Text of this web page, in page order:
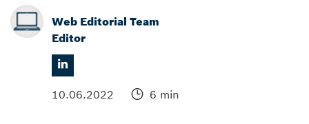
Web Editorial Team
Editor
10.06.2022 6 min